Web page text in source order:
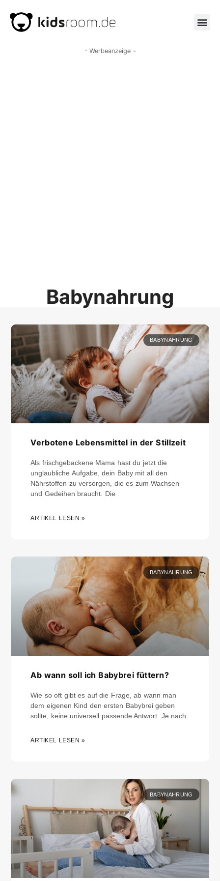
Babynahrung
BABYNAHRUNG
Verbotene Lebensmittel in der Stillzeit
Als frischgebackene Mama hast du jetzt die
unglaubliche Aufgabe, dein Baby mit all den
Nährstoffen zu versorgen, die es zum Wachsen
und Gedeihen braucht. Die
ARTIKEL LESEN »
BABYNAHRUNG
Ab wann soll ich Babybrei füttern?
Wie so oft gibt es auf die Frage, ab wann man
dem eigenen Kind den ersten Babybrei geben
sollte, keine universell passende Antwort. Je nach
ARTIKEL LESEN »
BABYNAHRUNG